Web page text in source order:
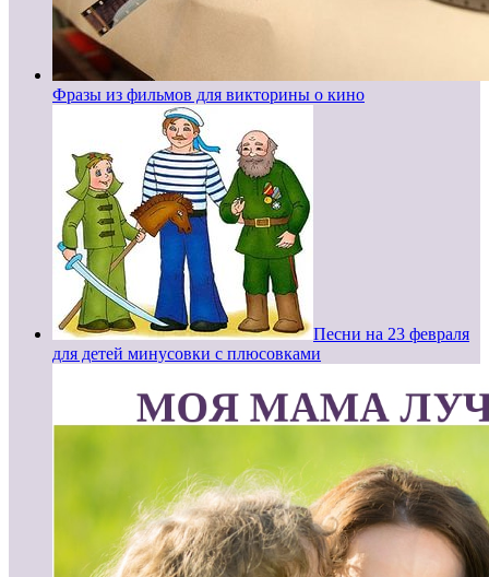
Фразы из фильмов для викторины о кино
Песни на 23 февраля
для детей минусовки с плюсовками